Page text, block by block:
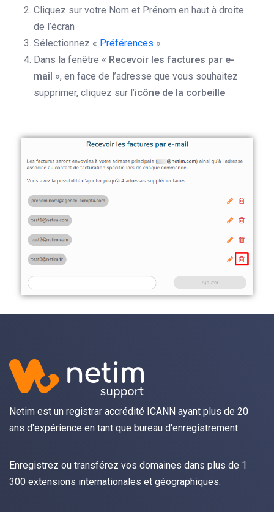
Cliquez sur votre Nom et Prénom en haut à droite
de l’écran
Sélectionnez « Préférences »
Dans la fenêtre « Recevoir les factures par e-
mail », en face de l’adresse que vous souhaitez
supprimer, cliquez sur l’icône de la corbeille
Netim est un registrar accrédité ICANN ayant plus de 20
ans d'expérience en tant que bureau d'enregistrement.
Enregistrez ou transférez vos domaines dans plus de 1
300 extensions internationales et géographiques.